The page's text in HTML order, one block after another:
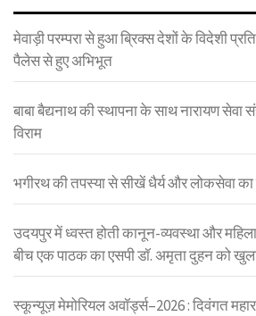
मेवाड़ी परम्परा से हुआ ब्रिक्स देशों के विदेशी
पैलेस से हुए अभिभूत
बाबा बैद्यनाथ की स्थापना के साथ नारायण
विराम
भगीरथ की तपस्या से सीखें धैर्य और लोकसेवा
उदयपुर में ध्वस्त होती कानून-व्यवस्था और
बीच एक पाठक का एसपी डॉ. अमृता दुहन को
स्कून्यूज़ मेमोरियल अवॉर्ड्स–2026 : दिवंगत